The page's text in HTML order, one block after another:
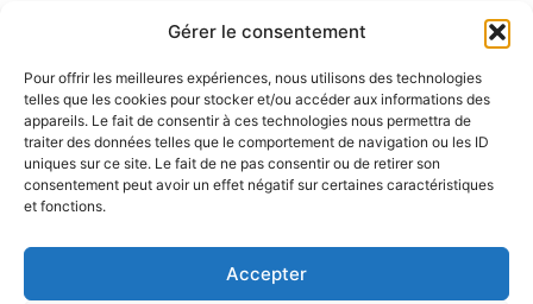
Gérer le consentement
Pour offrir les meilleures expériences, nous utilisons des technologies
telles que les cookies pour stocker et/ou accéder aux informations des
appareils. Le fait de consentir à ces technologies nous permettra de
traiter des données telles que le comportement de navigation ou les ID
uniques sur ce site. Le fait de ne pas consentir ou de retirer son
consentement peut avoir un effet négatif sur certaines caractéristiques
et fonctions.
Accepter
Italie : Vol d’Art Nocturne, Acte de Vengeance ?
Page
CONTACT
MENTIONS LÉGALES